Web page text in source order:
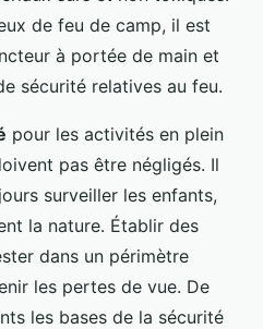
de feu de camp, il est
à portée de main et
sécurité relatives au feu.
pour les activités en plein
pas être négligés. Il
surveiller les enfants,
la nature. Établir des
dans un périmètre
les pertes de vue. De
les bases de la sécurité